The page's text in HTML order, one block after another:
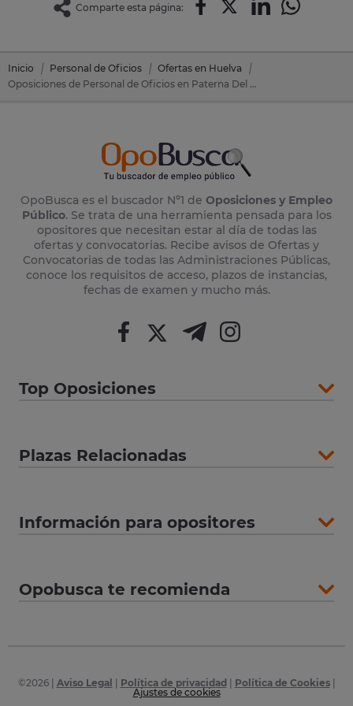
Comparte esta página:
Inicio Personal de Oficios
Ofertas en Huelva
Oposiciones de Personal de Oficios en Paterna Del Campo (Huelva)
OpoBusca es el buscador Nº1 de Oposiciones y Empleo
Público. Se trata de una herramienta pensada para los
opositores que necesitan estar al día de todas las
ofertas y convocatorias. Recibe avisos de Ofertas y
Convocatorias de todas las Administraciones Públicas,
conoce los requisitos de acceso, plazos de instancias,
fechas de examen y mucho más.
Top Oposiciones
Plazas Relacionadas
Información para opositores
Opobusca te recomienda
©2026| Aviso Legal Política de privacidad Política de Cookies|
Ajustes de cookies